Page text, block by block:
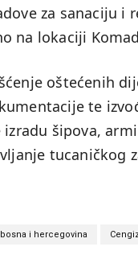
za sanaciju i
na lokaciji
oštećenih
te
šipova,
tucaničkog
bosna i hercegovina